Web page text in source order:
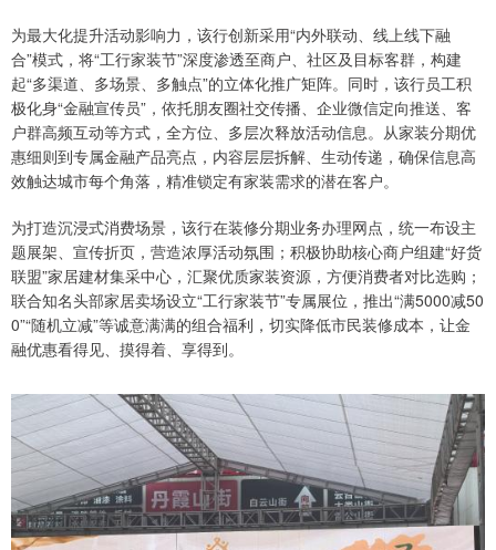
为最大化提升活动影响力，该行创新采用“内外联动、线上线下融
合”模式，将“工行家装节”深度渗透至商户、社区及目标客群，构建
起“多渠道、多场景、多触点”的立体化推广矩阵。同时，该行员工积
极化身“金融宣传员”，依托朋友圈社交传播、企业微信定向推送、客
户群高频互动等方式，全方位、多层次释放活动信息。从家装分期优
惠细则到专属金融产品亮点，内容层层拆解、生动传递，确保信息高
效触达城市每个角落，精准锁定有家装需求的潜在客户。
为打造沉浸式消费场景，该行在装修分期业务办理网点，统一布设主
题展架、宣传折页，营造浓厚活动氛围；积极协助核心商户组建“好货
联盟”家居建材集采中心，汇聚优质家装资源，方便消费者对比选购；
联合知名头部家居卖场设立“工行家装节”专属展位，推出“满5000减50
0”“随机立减”等诚意满满的组合福利，切实降低市民装修成本，让金
融优惠看得见、摸得着、享得到。